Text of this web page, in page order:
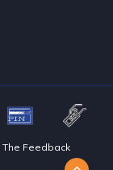
The Feedback